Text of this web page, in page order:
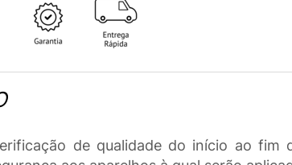
de qualidade do início ao fim